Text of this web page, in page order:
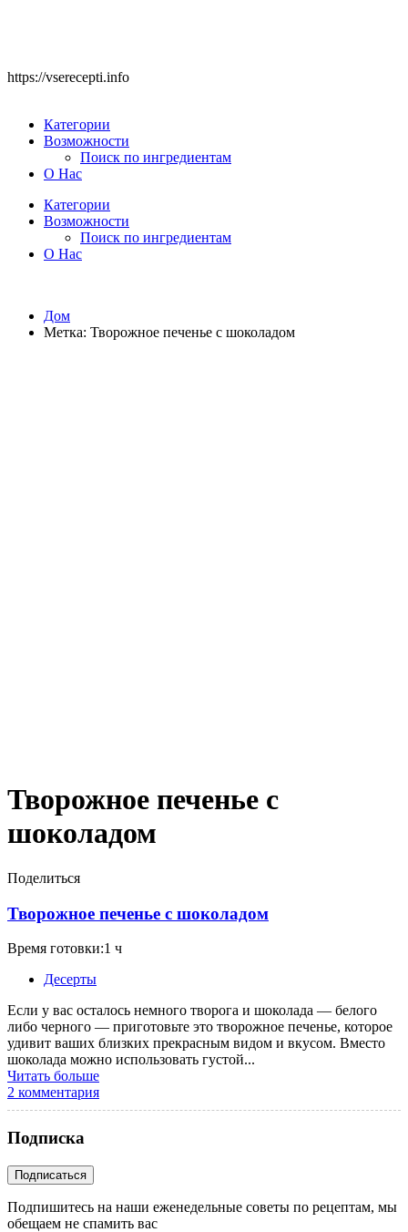
https://vserecepti.info
Категории
Возможности
Поиск по ингредиентам
О Нас
Категории
Возможности
Поиск по ингредиентам
О Нас
Дом
Метка: Творожное печенье с шоколадом
Творожное печенье с
шоколадом
Поделиться
Творожное печенье с шоколадом
Время готовки:1 ч
Десерты
Если у вас осталось немного творога и шоколада — белого
либо черного — приготовьте это творожное печенье, которое
удивит ваших близких прекрасным видом и вкусом. Вместо
шоколада можно использовать густой...
Читать больше
2 комментария
Подписка
Подпишитесь на наши еженедельные советы по рецептам, мы
обещаем не спамить вас